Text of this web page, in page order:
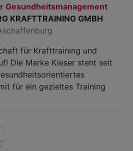
Gesundheitsmanagement
KRAFTTRAINING GMBH
für Krafttraining und
Die Marke Kieser steht seit
für ein gezieltes Training